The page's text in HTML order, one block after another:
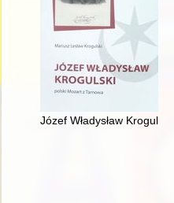
Józef Władysław